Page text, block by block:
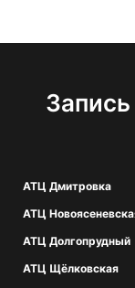
АТЦ Дмитровка
АТЦ
АТЦ Долгопрудный
АТЦ Щёлковская